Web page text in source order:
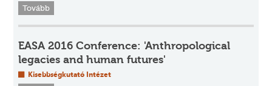
Tovább
EASA 2016 Conference: 'Anthropological
legacies and human futures'
Kisebbségkutató Intézet